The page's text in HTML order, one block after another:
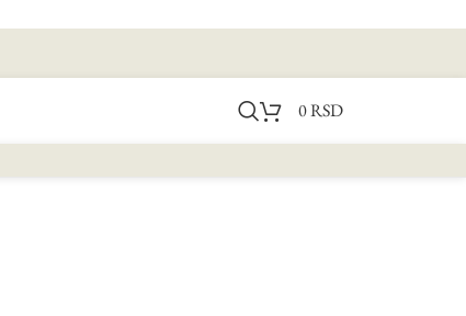
0RSD